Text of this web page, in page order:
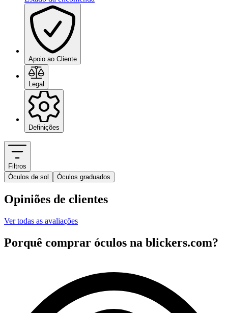
Apoio ao Cliente
Legal
Definições
Filtros
Óculos de sol
Óculos graduados
Opiniões de clientes
Ver todas as avaliações
Porquê comprar óculos na blickers.com?